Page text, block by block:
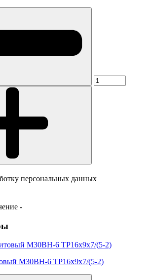
персональных данных
-
М30ВН-6 ТР16х9х7/(5-2)